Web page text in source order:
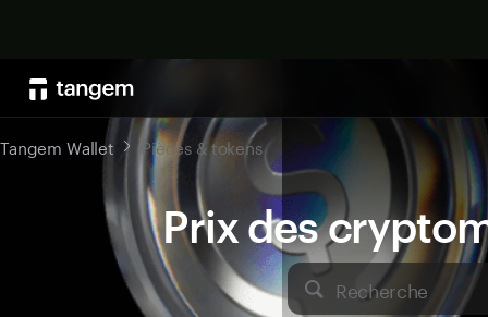
Prix des
Recherche
Tangem Wallet Pièces & tokens